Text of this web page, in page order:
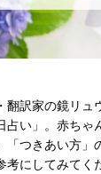
翻訳家の鏡リュ
占い」。赤ちゃ
「つきあい方」
にしてみてく